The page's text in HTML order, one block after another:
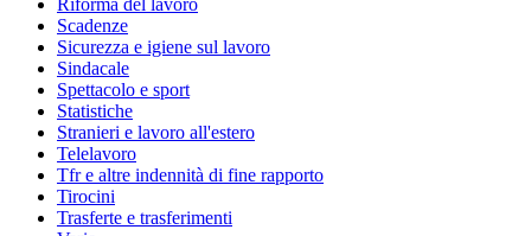
Riforma del lavoro
Scadenze
Sicurezza e igiene sul lavoro
Sindacale
Spettacolo e sport
Statistiche
Stranieri e lavoro all'estero
Telelavoro
Tfr e altre indennità di fine rapporto
Tirocini
Trasferte e trasferimenti